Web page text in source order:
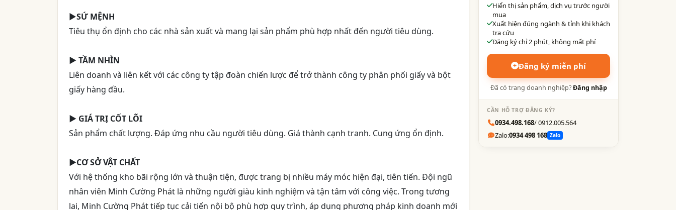
►SỨ MỆNH
Tiêu thụ ổn định cho các nhà sản xuất và mang lại sản phẩm phù hợp nhất đến người tiêu dùng.
► TẦM NHÌN
Liên doanh và liên kết với các công ty tập đoàn chiến lược để trở thành công ty phân phối giấy và bột
giấy hàng đầu.
► GIÁ TRỊ CỐT LÕI
Sản phẩm chất lượng. Đáp ứng nhu cầu người tiêu dùng. Giá thành cạnh tranh. Cung ứng ổn định.
►CƠ SỞ VẬT CHẤT
Với hệ thống kho bãi rộng lớn và thuận tiện, được trang bị nhiều máy móc hiện đại, tiên tiến. Đội ngũ
nhân viên Minh Cường Phát là những người giàu kinh nghiệm và tận tâm với công việc. Trong tương
lai, Minh Cường Phát tiếp tục cải tiến nội bộ phù hợp quy trình, áp dụng phương pháp kinh doanh mới
Hiển thị sản phẩm, dịch vụ trước người
mua
Xuất hiện đúng ngành & tỉnh khi khách
tra cứu
Đăng ký chỉ 2 phút, không mất phí
Đăng ký miễn phí
Đã có trang doanh nghiệp?Đăng nhập
CẦN HỖ TRỢ ĐĂNG KÝ?
0934.498.168/ 0912.005.564
Zalo:0934 498 168 Zalo